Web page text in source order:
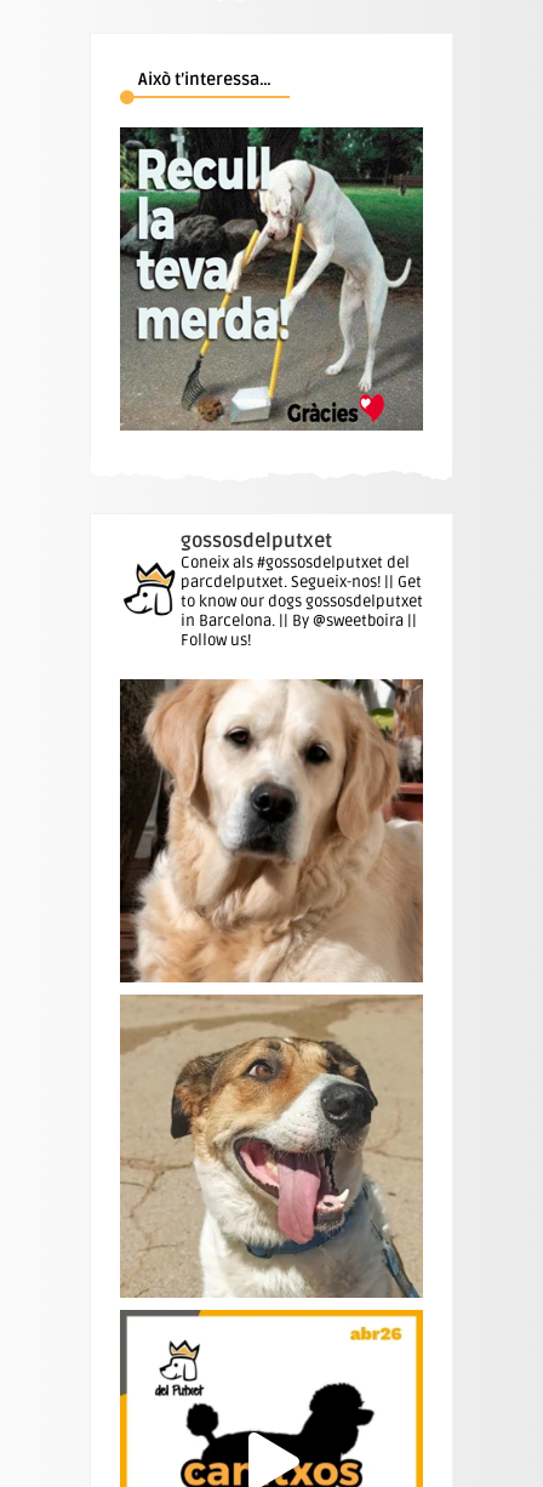
Això t’interessa…
gossosdelputxet
Coneix als #gossosdelputxet del
parcdelputxet. Segueix-nos! || Get
to know our dogs gossosdelputxet
in Barcelona. || By @sweetboira ||
Follow us!